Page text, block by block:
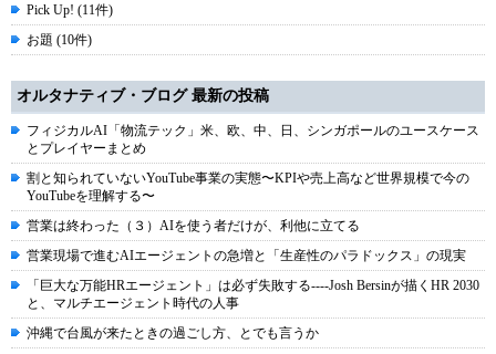
Pick Up! (11件)
お題 (10件)
オルタナティブ・ブログ 最新の投稿
フィジカルAI「物流テック」米、欧、中、日、シンガポールのユースケース
とプレイヤーまとめ
割と知られていないYouTube事業の実態〜KPIや売上高など世界規模で今の
YouTubeを理解する〜
営業は終わった（３）AIを使う者だけが、利他に立てる
営業現場で進むAIエージェントの急増と「生産性のパラドックス」の現実
「巨大な万能HRエージェント」は必ず失敗する----Josh Bersinが描くHR 2030
と、マルチエージェント時代の人事
沖縄で台風が来たときの過ごし方、とでも言うか